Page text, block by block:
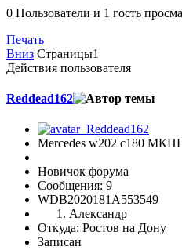
0 Пользователи и 1 гость
Печать
Вниз Страницы1
Действия пользователя
Reddead162
Mercedes w202 c180 МКПП
Новичок форума
Сообщения: 9
WDB2020181A553549
Александр
Откуда: Ростов на Дону
Записан